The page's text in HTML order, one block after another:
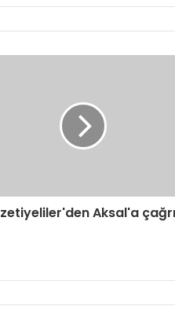
Aksal'a çağrı